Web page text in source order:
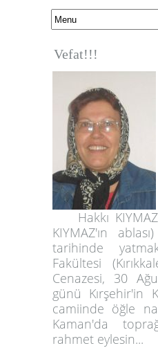
Vefat!!!
Hakkı
KIYMAZ'ın
tarihinde
Fakültesi
Cenazesi, 30
günü Kırşehir'in
camiinde öğle
Kaman'da
rahmet eylesin...